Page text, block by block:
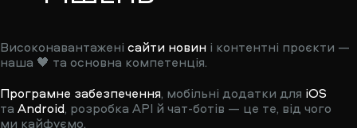
Високонавантажені сайти новин і контентні проєкти —
наша 🖤 та основна компетенція.
Програмне забезпечення, мобільні додатки для iOS
та Android, розробка API й чат-ботів — це те, від чого
ми кайфуємо.